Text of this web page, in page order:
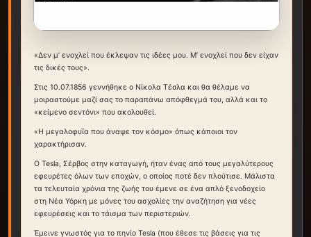
«Δεν μ’ ενοχλεί που έκλεψαν τις ιδέες μου. Μ’ ενοχλεί που δεν είχαν
τις δικές τους».
Στις 10.07.1856 γεννήθηκε ο Νίκολα Τέσλα και θα θέλαμε να
μοιραστούμε μαζί σας το παραπάνω απόφθεγμά του, αλλά και το
«κείμενο σεντόνι» που ακολουθεί.
«Η μεγαλοφυΐα που άναψε τον κόσμο» όπως κάποιοι τον
χαρακτήρισαν.
Ο Tesla, Σέρβος στην καταγωγή, ήταν ένας από τους μεγαλύτερους
εφευρέτες όλων των εποχών, ο οποίος ποτέ δεν πλούτισε. Μάλιστα
τα τελευταία χρόνια της ζωής του έμενε σε ένα απλό ξενοδοχείο
στη Νέα Υόρκη με μόνες του ασχολίες την αναζήτηση για νέες
εφευρέσεις και το τάισμα των περιστεριών.
Έμεινε γνωστός για το πηνίο Tesla (που έθεσε τις βάσεις για τις